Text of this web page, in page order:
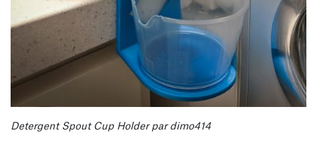
Detergent Spout Cup Holder par dimo414